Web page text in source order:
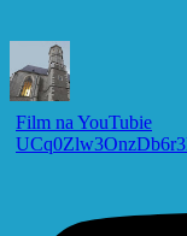
Film na YouTubie